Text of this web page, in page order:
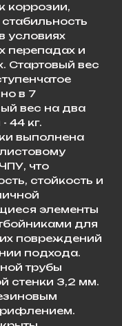
коррозии,
условиях
перепадах и
Стартовый вес
в 7
вес на два
44 кг.
выполнена
что
стойкость и
элементы
для
повреждений
подхода.
трубы
стенки 3,2 мм.